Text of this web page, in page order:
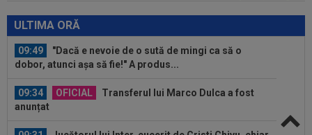
ULTIMA ORĂ
să plece de la FCSB! ”Mi-e și...
09:49
"Dacă e nevoie de o sută de mingi ca să o
dobor, atunci așa să fie!" A produs...
09:34 OFICIAL
Transferul lui Marco Dulca a fost
anunțat